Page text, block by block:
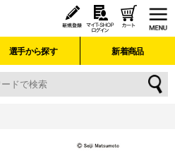
選手から探す 新着商品